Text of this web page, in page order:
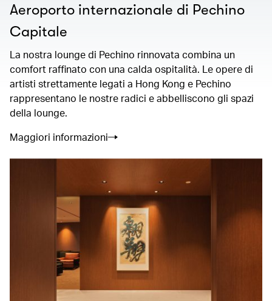
Aeroporto internazionale di Pechino
Capitale
La nostra lounge di Pechino rinnovata combina un
comfort raffinato con una calda ospitalità. Le opere di
artisti strettamente legati a Hong Kong e Pechino
rappresentano le nostre radici e abbelliscono gli spazi
della lounge.
Maggiori informazioni